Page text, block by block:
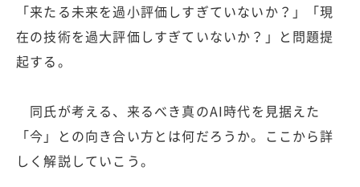
「来たる未来を過小評価しすぎていないか？」「現
在の技術を過大評価しすぎていないか？」と問題提
起する。
同氏が考える、来るべき真のAI時代を見据えた
「今」との向き合い方とは何だろうか。ここから詳
しく解説していこう。